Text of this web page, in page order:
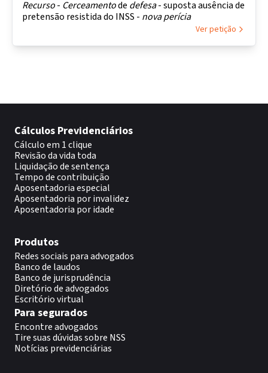
Recurso- Cerceamentode defesa- suposta ausência de
pretensão resistida do INSS - novaperícia
Ver petição
Cálculos Previdenciários
Cálculo em 1 clique
Revisão da vida toda
Liquidação de sentença
Tempo de contribuição
Aposentadoria especial
Aposentadoria por invalidez
Aposentadoria por idade
Produtos
Redes sociais para advogados
Banco de laudos
Banco de jurisprudência
Diretório de advogados
Escritório virtual
Para segurados
Encontre advogados
Tire suas dúvidas sobre NSS
Notícias previdenciárias